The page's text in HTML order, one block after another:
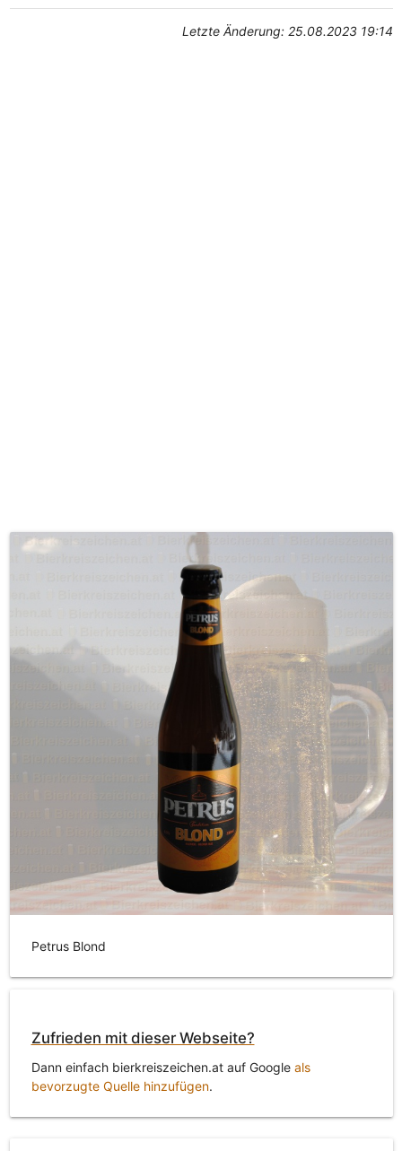
Letzte Änderung: 25.08.2023 19:14
Petrus Blond
Zufrieden mit dieser Webseite?
Dann einfach bierkreiszeichen.at auf Google als
bevorzugte Quelle hinzufügen.